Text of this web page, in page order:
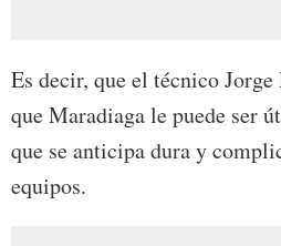
Es decir, que el técnico
que Maradiaga le puede ser
que se anticipa dura y
equipos.